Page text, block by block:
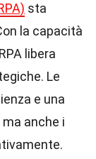
sta
la capacità
libera
Le
e una
anche i